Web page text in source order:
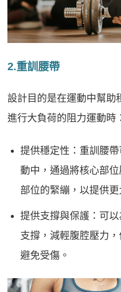
2.重訓腰帶
設計目的是在運動中幫助
進行大負荷的阻力運動時
提供穩定性：重訓腰
動中，通過將核心部
部位的緊繃，以提供
提供支撐與保護：可
支撐，減輕腹腔壓力
避免受傷。